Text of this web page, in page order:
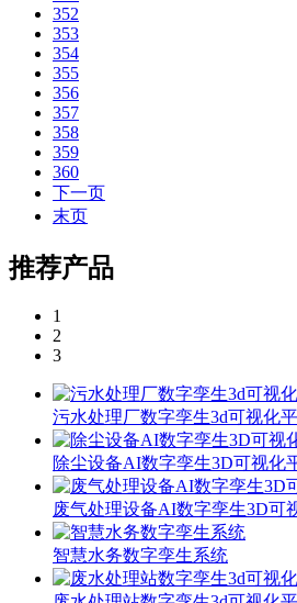
352
353
354
355
356
357
358
359
360
下一页
末页
推荐产品
1
2
3
污水处理厂数字孪生3d可视化
除尘设备AI数字孪生3D可视化
废气处理设备AI数字孪生3D可
智慧水务数字孪生系统